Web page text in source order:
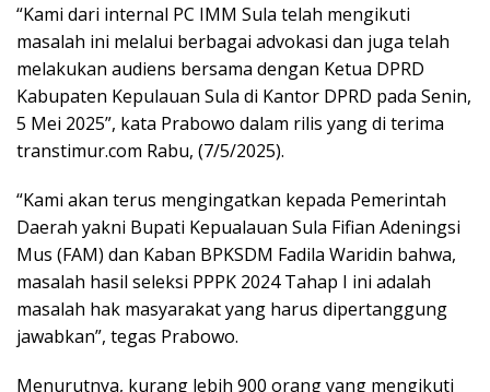
“Kami dari internal PC IMM Sula telah mengikuti
masalah ini melalui berbagai advokasi dan juga telah
melakukan audiens bersama dengan Ketua DPRD
Kabupaten Kepulauan Sula di Kantor DPRD pada Senin,
5 Mei 2025”, kata Prabowo dalam rilis yang di terima
transtimur.com Rabu, (7/5/2025).
“Kami akan terus mengingatkan kepada Pemerintah
Daerah yakni Bupati Kepualauan Sula Fifian Adeningsi
Mus (FAM) dan Kaban BPKSDM Fadila Waridin bahwa,
masalah hasil seleksi PPPK 2024 Tahap I ini adalah
masalah hak masyarakat yang harus dipertanggung
jawabkan”, tegas Prabowo.
Menurutnya, kurang lebih 900 orang yang mengikuti